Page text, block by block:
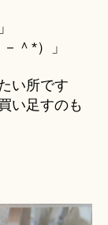
＾*）」
い所です
い足すのも